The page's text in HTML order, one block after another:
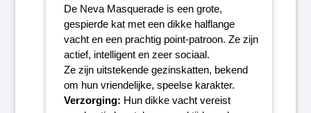
De Neva Masquerade is een grote,
gespierde kat met een dikke halflange
vacht en een prachtig point-patroon. Ze zijn
actief, intelligent en zeer sociaal.
Ze zijn uitstekende gezinskatten, bekend
om hun vriendelijke, speelse karakter.
Verzorging: Hun dikke vacht vereist